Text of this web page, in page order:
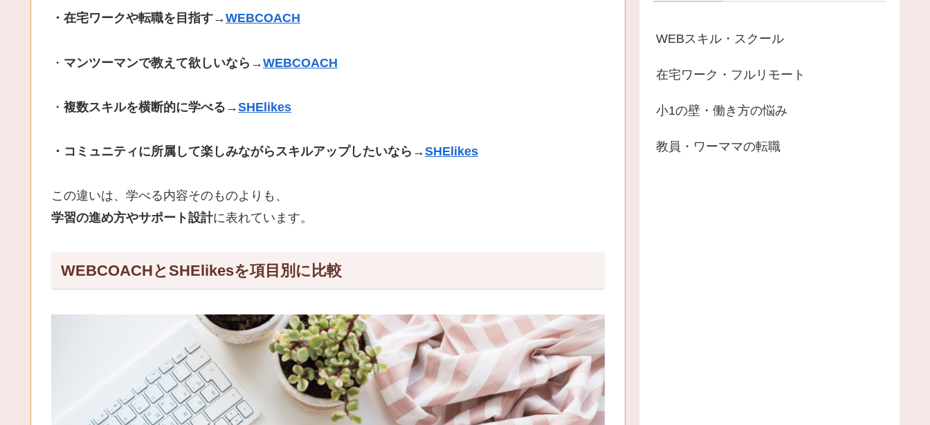
・在宅ワークや転職を目指す→WEBCOACH
・ マンツーマンで教えて欲しいなら→WEBCOACH
・ 複数スキルを横断的に学べる→SHElikes
・コミュニティに所属して楽しみながらスキルアップしたいなら→SHElikes
この違いは、学べる内容そのものよりも、
学習の進め方やサポート設計に表れています。
WEBCOACHとSHElikesを項目別に比較
WEBスキル・スクール
在宅ワーク・フルリモート
小1の壁・働き方の悩み
教員・ワーママの転職